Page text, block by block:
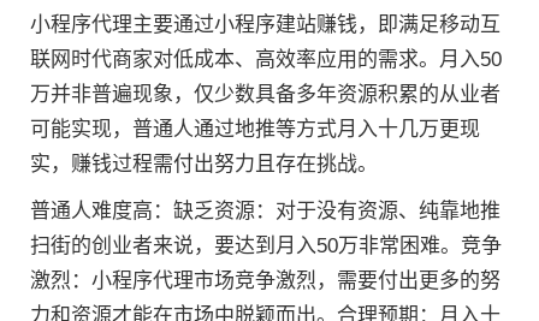
小程序代理主要通过小程序建站赚钱，即满足移动互
联网时代商家对低成本、高效率应用的需求。月入50
万并非普遍现象，仅少数具备多年资源积累的从业者
可能实现，普通人通过地推等方式月入十几万更现
实，赚钱过程需付出努力且存在挑战。
普通人难度高：缺乏资源：对于没有资源、纯靠地推
扫街的创业者来说，要达到月入50万非常困难。竞争
激烈：小程序代理市场竞争激烈，需要付出更多的努
力和资源才能在市场中脱颖而出。合理预期：月入十